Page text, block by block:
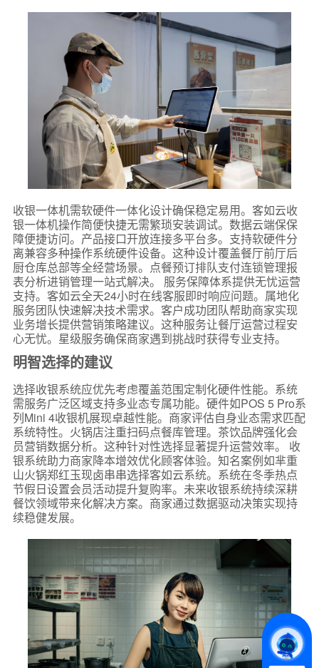
收银一体机需软硬件一体化设计确保稳定易用。客如云收
银一体机操作简便快捷无需繁琐安装调试。数据云端保保
障便捷访问。产品接口开放连接多平台多。支持软硬件分
离兼容多种操作系统硬件设备。这种设计覆盖餐厅前厅后
厨仓库总部等全经营场景。点餐预订排队支付连锁管理报
表分析进销管理一站式解决。 服务保障体系提供无忧运营
支持。客如云全天24小时在线客服即时响应问题。属地化
服务团队快速解决技术需求。客户成功团队帮助商家实现
业务增长提供营销策略建议。这种服务让餐厅运营过程安
心无忧。星级服务确保商家遇到挑战时获得专业支持。
明智选择的建议
选择收银系统应优先考虑覆盖范围定制化硬件性能。系统
需服务广泛区域支持多业态专属功能。硬件如POS 5 Pro系
列Mini 4收银机展现卓越性能。商家评估自身业态需求匹配
系统特性。火锅店注重扫码点餐库管理。茶饮品牌强化会
员营销数据分析。这种针对性选择显著提升运营效率。 收
银系统助力商家降本增效优化顾客体验。知名案例如芈重
山火锅郑红玉现卤串串选择客如云系统。系统在冬季热点
节假日设置会员活动提升复购率。未来收银系统持续深耕
餐饮领域带来化解决方案。商家通过数据驱动决策实现持
续稳健发展。
联系方式
所属业态
我的姓名